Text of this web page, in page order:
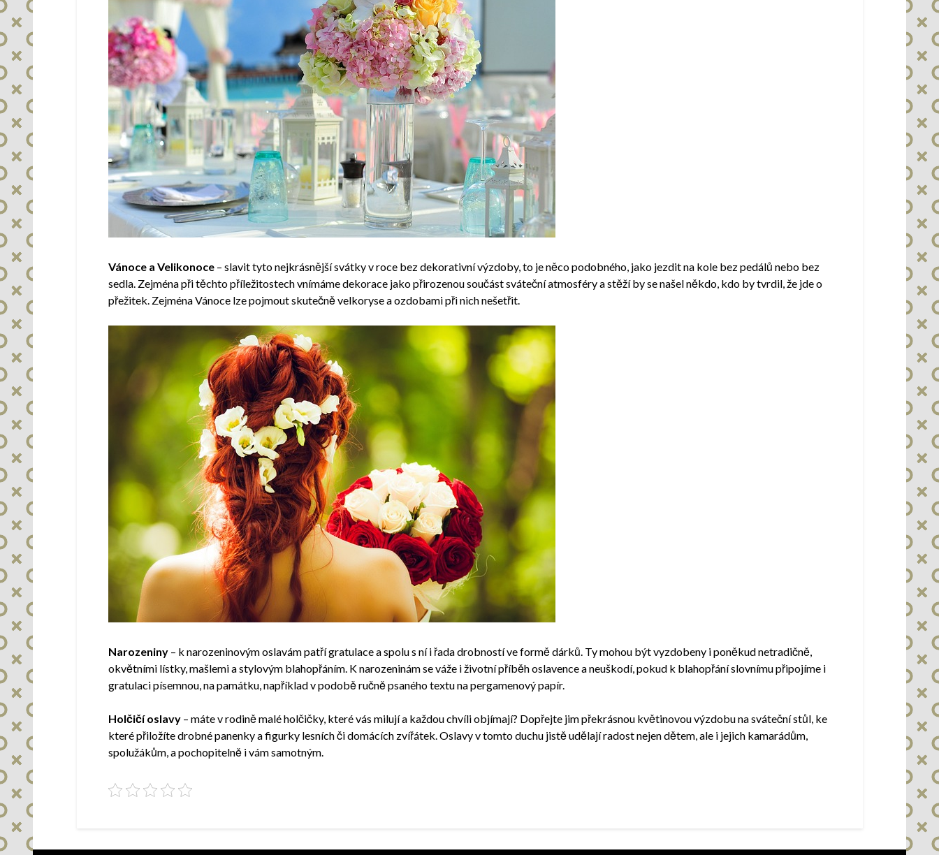
Vánoce a Velikonoce– slavit tyto nejkrásnější svátky v roce bez dekorativní výzdoby, to je něco podobného, jako jezdit na kole bez pedálů nebo bez
sedla. Zejména při těchto příležitostech vnímáme dekorace jako přirozenou součást sváteční atmosféry a stěží by se našel někdo, kdo by tvrdil, že jde o
přežitek. Zejména Vánoce lze pojmout skutečně velkoryse a ozdobami při nich nešetřit.
Narozeniny– k narozeninovým oslavám patří gratulace a spolu s ní i řada drobností ve formě dárků. Ty mohou být vyzdobeny i poněkud netradičně,
okvětními lístky, mašlemi a stylovým blahopřáním. K narozeninám se váže i životní příběh oslavence a neuškodí, pokud k blahopřání slovnímu připojíme i
gratulaci písemnou, na památku, například v podobě ručně psaného textu na pergamenový papír.
Holčičí oslavy– máte v rodině malé holčičky, které vás milují a každou chvíli objímají? Dopřejte jim překrásnou květinovou výzdobu na sváteční stůl, ke
které přiložíte drobné panenky a figurky lesních či domácích zvířátek. Oslavy v tomto duchu jistě udělají radost nejen dětem, ale i jejich kamarádům,
spolužákům, a pochopitelně i vám samotným.